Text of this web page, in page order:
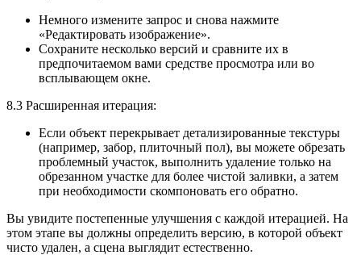
Немного измените запрос и снова нажмите
«Редактировать изображение».
Сохраните несколько версий и сравните их в
предпочитаемом вами средстве просмотра или во
всплывающем окне.
8.3 Расширенная итерация:
Если объект перекрывает детализированные текстуры
(например, забор, плиточный пол), вы можете обрезать
проблемный участок, выполнить удаление только на
обрезанном участке для более чистой заливки, а затем
при необходимости скомпоновать его обратно.
Вы увидите постепенные улучшения с каждой итерацией. На
этом этапе вы должны определить версию, в которой объект
чисто удален, а сцена выглядит естественно.